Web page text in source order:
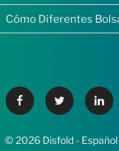
Cómo Diferentes
FacebookTwitter
© 2026 Disfold - Español